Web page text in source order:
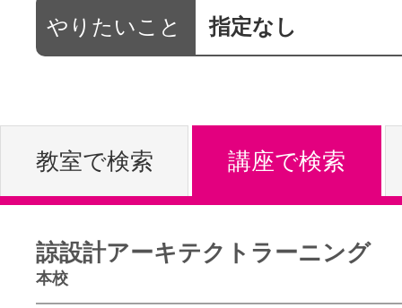
通信講座を
体験レッス
やりたいこ
やりたいこと 指定なし
教室で検索 講座で検索
諒設計アーキテクトラーニング
本校